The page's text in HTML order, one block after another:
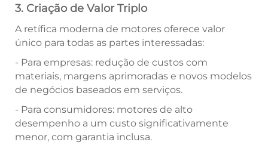
3. Criação de Valor Triplo
A retífica moderna de motores oferece valor
único para todas as partes interessadas:
- Para empresas: redução de custos com
materiais, margens aprimoradas e novos modelos
de negócios baseados em serviços.
- Para consumidores: motores de alto
desempenho a um custo significativamente
menor, com garantia inclusa.